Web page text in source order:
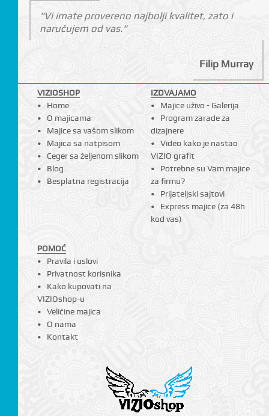
"Vi imate provereno najbolji kvalitet, zato i
naručujem od vas."
Filip Murray
VIZIOSHOP
Home
O majicama
Majice sa vašom slikom
Majica sa natpisom
Ceger sa željenom slikom
Blog
Besplatna registracija
IZDVAJAMO
Majice uživo - Galerija
Program zarade za
dizajnere
Video kako je nastao
VIZIO grafit
Potrebne su Vam majice
za firmu?
Prijateljski sajtovi
Express majice (za 48h
kod vas)
POMOĆ
Pravila i uslovi
Privatnost korisnika
Kako kupovati na
VIZIOshop-u
Veličine majica
O nama
Kontakt